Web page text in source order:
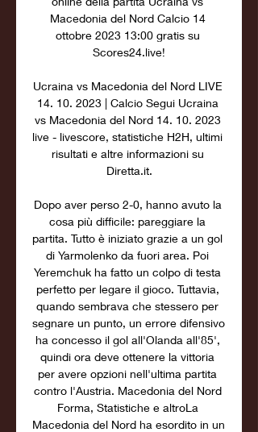
Macedonia del Nord Calcio 14
ottobre 2023 13:00 gratis su
Scores24.live!
Ucraina vs Macedonia del Nord LIVE
14. 10. 2023 | Calcio Segui Ucraina
vs Macedonia del Nord 14. 10. 2023
live - livescore, statistiche H2H, ultimi
risultati e altre informazioni su
Diretta.it.
Dopo aver perso 2-0, hanno avuto la
cosa più difficile: pareggiare la
partita. Tutto è iniziato grazie a un gol
di Yarmolenko da fuori area. Poi
Yeremchuk ha fatto un colpo di testa
perfetto per legare il gioco. Tuttavia,
quando sembrava che stessero per
segnare un punto, un errore difensivo
ha concesso il gol all'Olanda all'85',
quindi ora deve ottenere la vittoria
per avere opzioni nell'ultima partita
contro l'Austria. Macedonia del Nord
Forma, Statistiche e altroLa
Macedonia del Nord ha esordito in un